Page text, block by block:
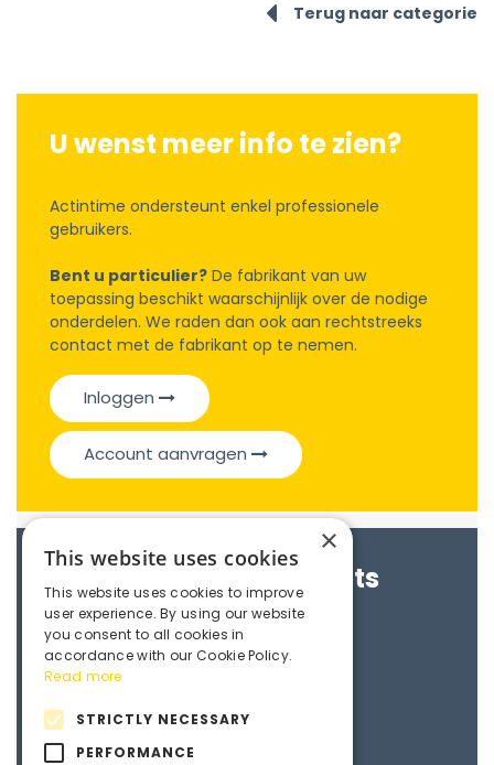
Terug naar categorie
U wenst meer info te zien?
Actintime ondersteunt enkel professionele
gebruikers.
Bent u particulier? De fabrikant van uw
toepassing beschikt waarschijnlijk over de nodige
onderdelen. We raden dan ook aan rechtstreeks
contact met de fabrikant op te nemen.
Inloggen
Account aanvragen
Brochures & Datasheets
Maedler e-catalogue
3D File
×
This website uses cookies
This website uses cookies to improve
user experience. By using our website
you consent to all cookies in
accordance with our Cookie Policy.
Read more
STRICTLY NECESSARY
PERFORMANCE